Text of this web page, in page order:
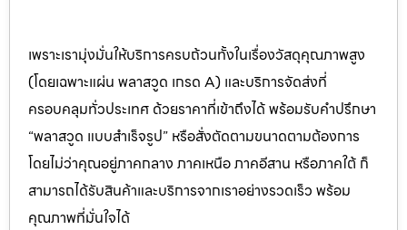
เพราะเรามุ่งมั่นให้บริการครบถ้วนทั้งในเรื่องวัสดุคุณภาพสูง
(โดยเฉพาะแผ่น พลาสวูด เกรด A) และบริการจัดส่งที่
ครอบคลุมทั่วประเทศ ด้วยราคาที่เข้าถึงได้ พร้อมรับคำปรึกษา
“พลาสวูด แบบสำเร็จรูป” หรือสั่งตัดตามขนาดตามต้องการ
โดยไม่ว่าคุณอยู่ภาคกลาง ภาคเหนือ ภาคอีสาน หรือภาคใต้ ก็
สามารถได้รับสินค้าและบริการจากเราอย่างรวดเร็ว พร้อม
คุณภาพที่มั่นใจได้